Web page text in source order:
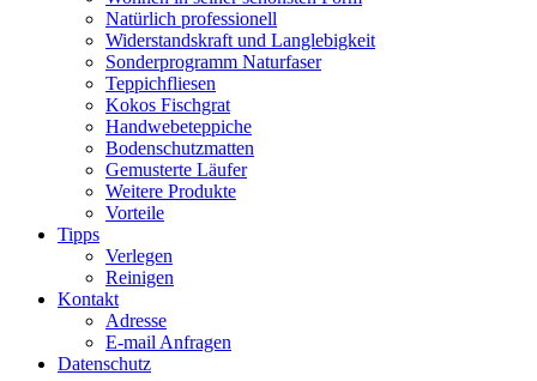
Natürlich professionell
Widerstandskraft und Langlebigkeit
Sonderprogramm Naturfaser
Teppichfliesen
Kokos Fischgrat
Handwebeteppiche
Bodenschutzmatten
Gemusterte Läufer
Weitere Produkte
Vorteile
Tipps
Verlegen
Reinigen
Kontakt
Adresse
E-mail Anfragen
Datenschutz